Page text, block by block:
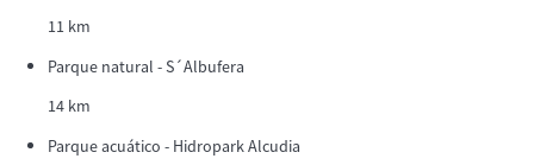
11 km
Parque natural - S´Albufera
14 km
Parque acuático - Hidropark Alcudia